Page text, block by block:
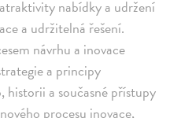
nabídky a udržení
a udržitelná řešení.
návrhu a inovace
a principy
historii a současné přístupy
procesu inovace,